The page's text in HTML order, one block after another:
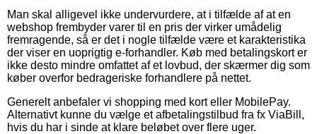
Man skal alligevel ikke undervurdere, at i tilfælde af at en
webshop frembyder varer til en pris der virker umådelig
fremragende, så er det i nogle tilfælde være et karakteristika
der viser en uoprigtig e-forhandler. Køb med betalingskort er
ikke desto mindre omfattet af et lovbud, der skærmer dig som
køber overfor bedrageriske forhandlere på nettet.
Generelt anbefaler vi shopping med kort eller MobilePay.
Alternativt kunne du vælge et afbetalingstilbud fra fx ViaBill,
hvis du har i sinde at klare beløbet over flere uger.